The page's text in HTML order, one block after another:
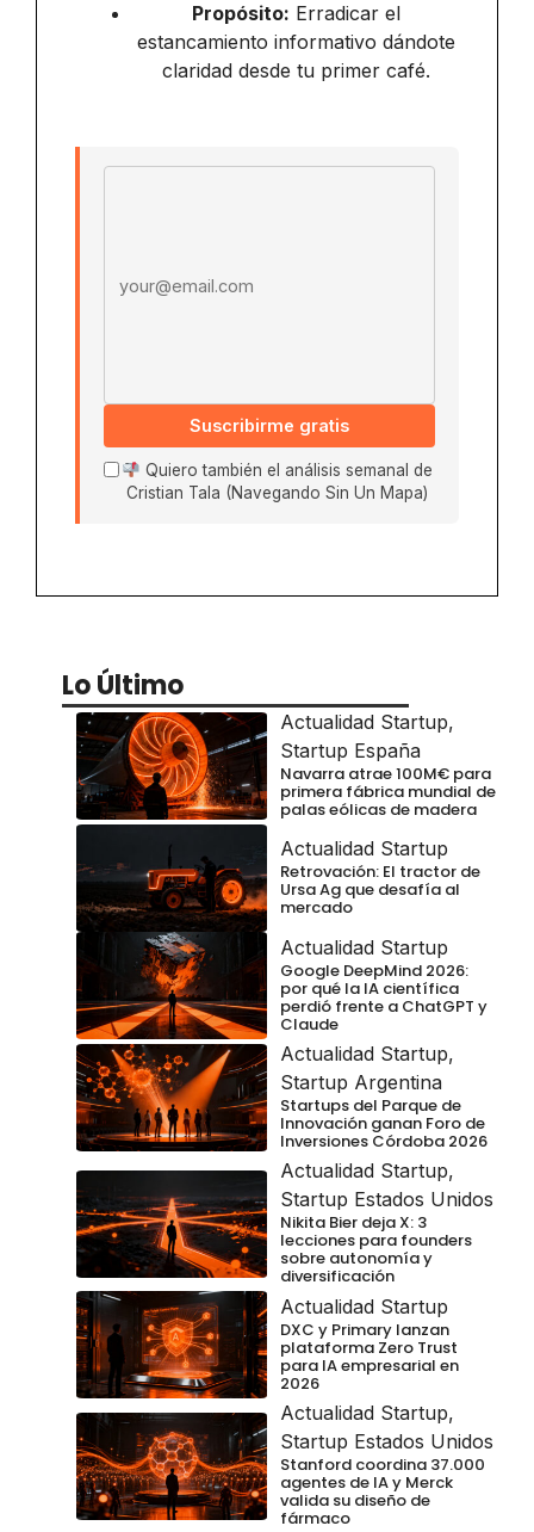
Propósito: Erradicar el
estancamiento informativo dándote
claridad desde tu primer café.
Suscribirme gratis
Quiero también el análisis semanal de
Cristian Tala (Navegando Sin Un Mapa)
Lo Último
Actualidad Startup,
Startup España
Navarra atrae 100M€ para
primera fábrica mundial de
palas eólicas de madera
Actualidad Startup
Retrovación: El tractor de
Ursa Ag que desafía al
mercado
Actualidad Startup
Google DeepMind 2026:
por qué la IA científica
perdió frente a ChatGPT y
Claude
Actualidad Startup,
Startup Argentina
Startups del Parque de
Innovación ganan Foro de
Inversiones Córdoba 2026
Actualidad Startup,
Startup Estados Unidos
Nikita Bier deja X: 3
lecciones para founders
sobre autonomía y
diversificación
Actualidad Startup
DXC y Primary lanzan
plataforma Zero Trust
para IA empresarial en
2026
Actualidad Startup,
Startup Estados Unidos
Stanford coordina 37.000
agentes de IA y Merck
valida su diseño de
fármaco